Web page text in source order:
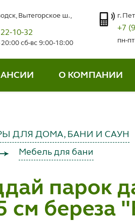
Вытегорское ш.,
10-32
20:00 сб-вс 9:00-18:00
г.
+7
пн-
О КОМПАНИИ
ДЛЯ ДОМА, БАНИ И САУН
Мебель для бани
парок
см береза